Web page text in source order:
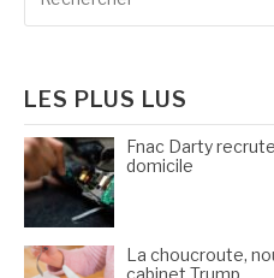
LES PLUS LUS
Fnac Darty
domicile
La choucroute,